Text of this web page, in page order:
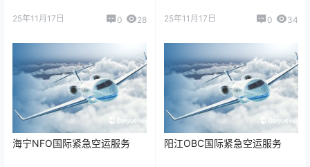
25年11月17日 0 28 25年11月17日 0 34
海宁NFO国际紧急空运服务 阳江OBC国际紧急空运服务